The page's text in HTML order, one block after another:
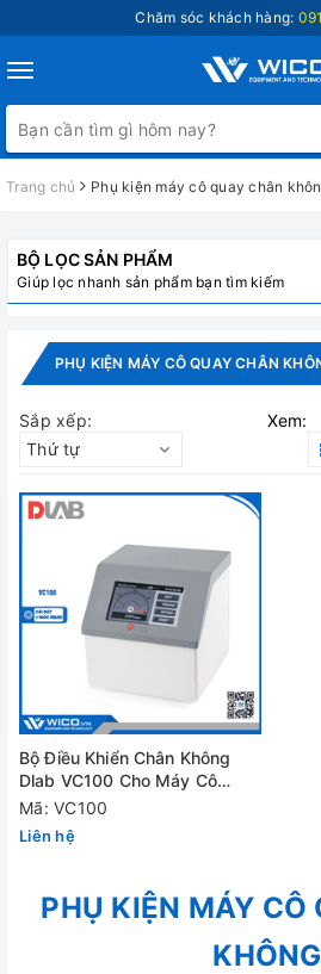
Chăm sóc khách hàng:
Toggle
navigation
Trang chủ Phụ kiện máy cô quay chân
BỘ LỌC SẢN PHẨM
Giúp lọc nhanh sản phẩm bạn tìm kiếm
PHỤ KIỆN MÁY CÔ QUAY CHÂN
Sắp xếp:
Thứ tự
Xem:
Bộ Điều Khiển Chân Không
Dlab VC100 Cho Máy Cô
Quay Chân Không
Mã: VC100
Liên hệ
PHỤ KIỆN MÁY CÔ
KHÔNG